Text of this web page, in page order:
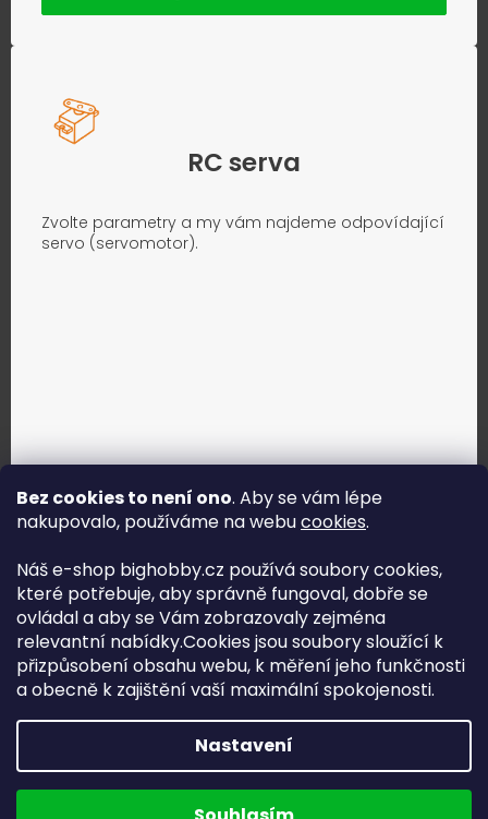
Bez cookies to není ono. Aby se vám lépe
nakupovalo, používáme na webucookies.
Náš e-shop bighobby.cz používá soubory cookies,
které potřebuje, aby správně fungoval, dobře se
ovládal a aby se Vám zobrazovaly zejména
relevantní nabídky.Cookies jsou soubory sloužící k
přizpůsobení obsahu webu, k měření jeho funkčnosti
a obecně k zajištění vaší maximální spokojenosti.
Nastavení
RC serva
Zvolte parametry a my vám najdeme odpovídající
servo (servomotor).
Jak vybrat správné servo?
Najít správné servo
Na UX & Web Design je tu Lukáš Dubina
Copyright (c) 2016 -2026 Big hobby.cz - všechna práva